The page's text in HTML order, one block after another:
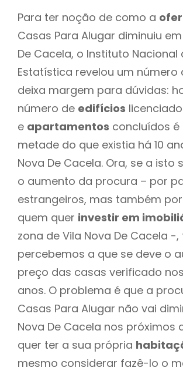
Para ter noção de como a
Casas Para Alugar diminuiu
De Cacela, o Instituto Nacional
Estatística revelou um número
deixa margem para dúvidas:
número de edifícios
e apartamentos concluídos é
metade do que existia há 10
Nova De Cacela. Ora, se a isto
o aumento da procura – por
estrangeiros, mas também
quem quer investir em
zona de Vila Nova De Cacela -
percebemos a que se deve o
preço das casas verificado
anos. O problema é que a
Casas Para Alugar não vai
Nova De Cacela nos próximos
quer ter a sua própria
mesmo considerar fazê-lo o